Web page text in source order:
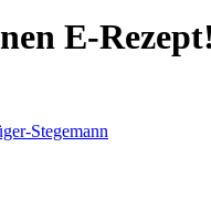
E-Rezept!
Stegemann